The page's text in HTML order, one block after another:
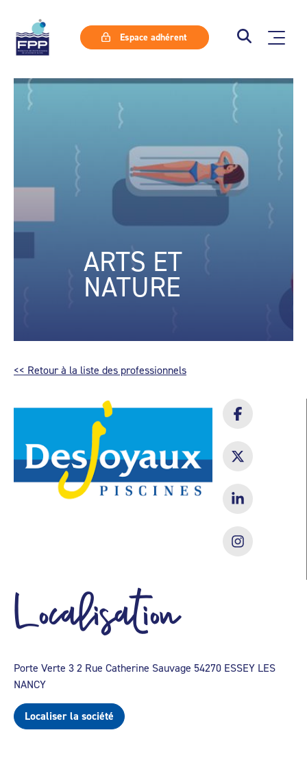
Espace adhérent
ARTS ET
NATURE
<< Retour à la liste des professionnels
Localisation
Porte Verte 3 2 Rue Catherine Sauvage 54270 ESSEY LES
NANCY
Localiser la société